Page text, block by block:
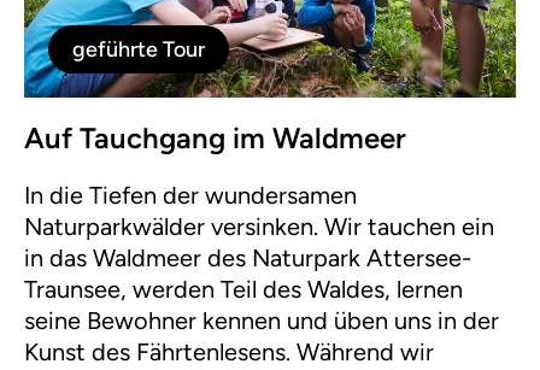
geführte Tour
Auf Tauchgang im Waldmeer
In die Tiefen der wundersamen
Naturparkwälder versinken. Wir tauchen ein
in das Waldmeer des Naturpark Attersee-
Traunsee, werden Teil des Waldes, lernen
seine Bewohner kennen und üben uns in der
Kunst des Fährtenlesens. Während wir